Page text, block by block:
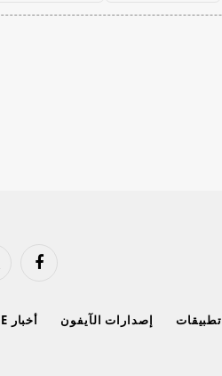
فيسبوك
تطبيقات إصدارات الآيفون أخبار APPLE